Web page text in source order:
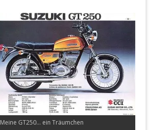
Meine GT250… ein Träumchen